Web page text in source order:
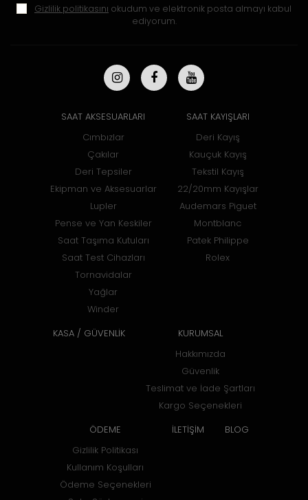
Gizlilik politikasını okudum ve elektronik posta almayı kabul
ediyorum.
SAAT AKSESUARLARI
Cımbızlar
Çakılar
Deri Tepsiler
Ekipman ve Aksesuarlar
Lupler
Pense ve Yan Keskiler
Saat Taşıma Kutuları
Saat Test Cihazları
Tornavidalar
Yağlar
Winder
SAAT KAYIŞLARI
Deri Kayış
Kauçuk Kayış
Tekstil Kayış
22/20mm Kayışlar
Audemars Piguet
Montblanc
Patek Philippe
Rolex
KASA / GÜVENLİK KURUMSAL
Hakkımızda
Güvenlik
Teslimat ve İade Şartları
Kargo Seçenekleri
ÖDEME
Gizlilik Politikası
Kullanım Koşulları
Ödeme Seçenekleri
İLETİŞİM BLOG